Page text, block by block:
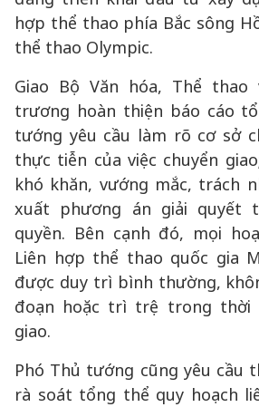
hợp thể thao phía Bắc sông
thể thao Olympic.
Giao Bộ Văn hóa, Thể thao
trương hoàn thiện báo cáo
tướng yêu cầu làm rõ cơ sở
thực tiễn của việc chuyển
khó khăn, vướng mắc, trách
xuất phương án giải quyết
quyền. Bên cạnh đó, mọi
Liên hợp thể thao quốc gia
được duy trì bình thường,
đoạn hoặc trì trệ trong thời
giao.
Phó Thủ tướng cũng yêu cầu
rà soát tổng thể quy hoạch